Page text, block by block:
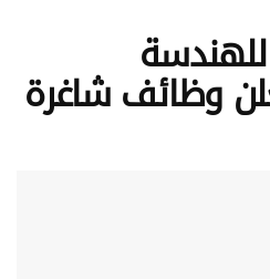
للهندسة
وظائف شاغرة